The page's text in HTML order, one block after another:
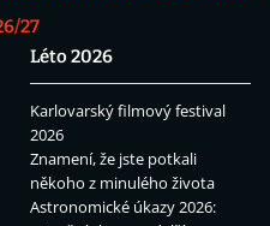
27
Léto 2026
Karlovarský filmový festival
2026
Znamení, že jste potkali
někoho z minulého života
Astronomické úkazy 2026: